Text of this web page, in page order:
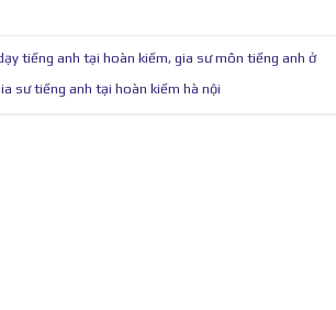
tiếng anh tại hoàn kiếm, gia sư môn tiếng anh ở
sư tiếng anh tại hoàn kiếm hà nội